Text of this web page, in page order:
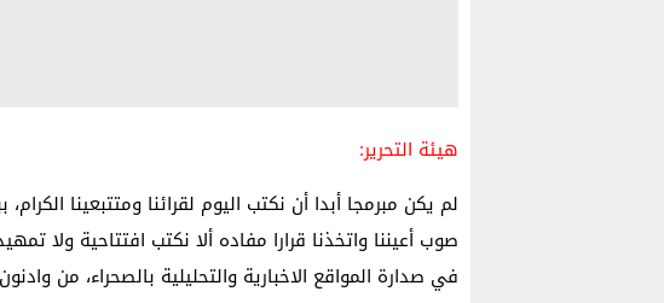
هيئة التحرير:
لم يكن مبرمجا أبدا أن نكتب اليوم لقرائنا ومتتبعينا
صوب أعيننا واتخذنا قرارا مفاده ألا نكتب افتتاحية ولا
في صدارة المواقع الاخبارية والتحليلية بالصحراء، من